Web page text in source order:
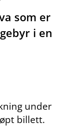
som er
i en
under
billett.